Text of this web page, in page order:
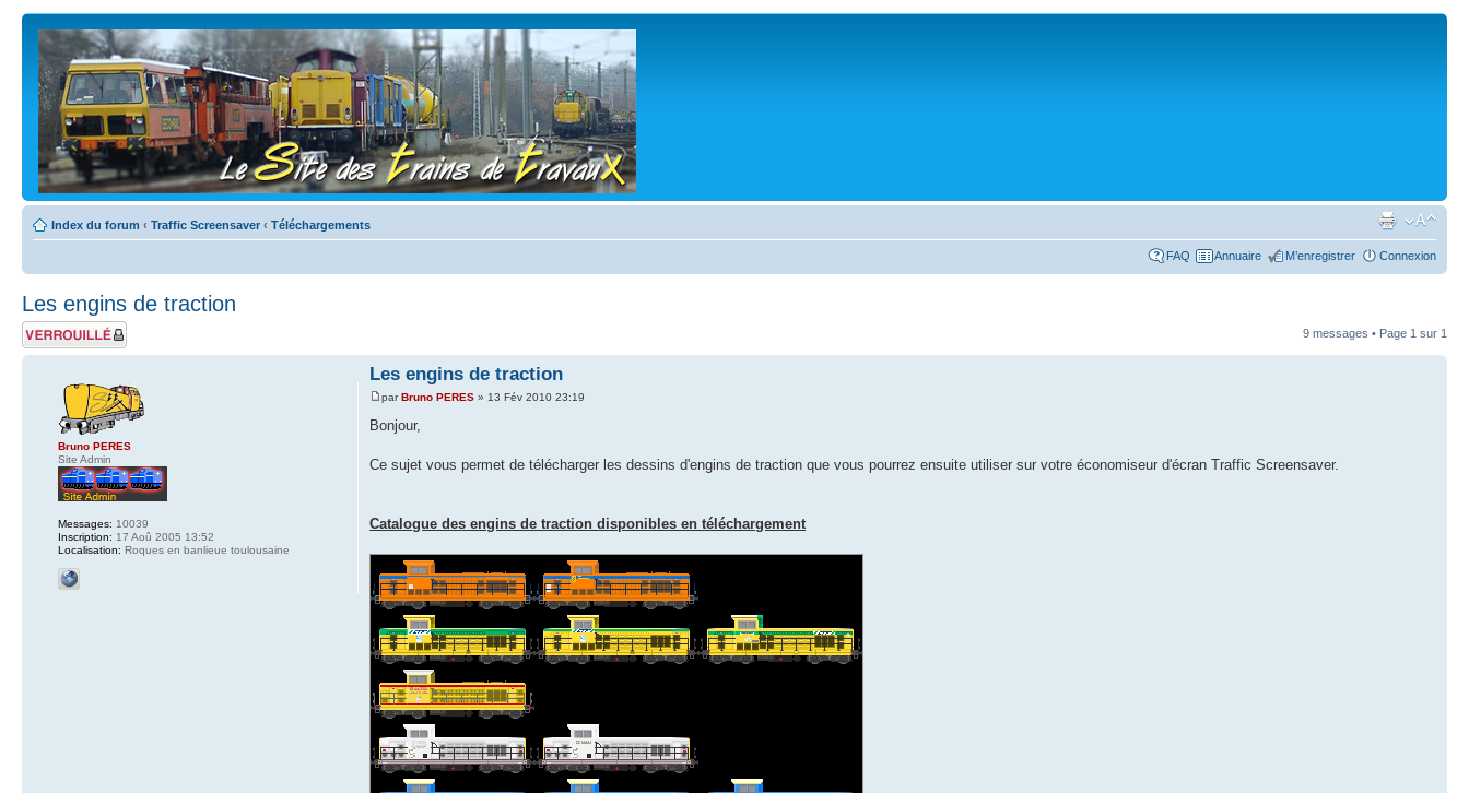
Index du forum ‹ Traffic Screensaver ‹ Téléchargements
FAQ Annuaire M’enregistrer Connexion
Les engins de traction
Sujet verrouillé 9 messages • Page 1 sur 1
Les engins de traction
parBruno PERES » 13 Fév 2010 23:19
Bonjour,
Ce sujet vous permet de télécharger les dessins d'engins de traction que vous pourrez ensuite utiliser sur votre économiseur d'écran Traffic Screensaver.
Catalogue des engins de traction disponibles en téléchargement
Bruno PERES
Site Admin
Messages: 10039
Inscription: 17 Aoû 2005 13:52
Localisation: Roques en banlieue toulousaine